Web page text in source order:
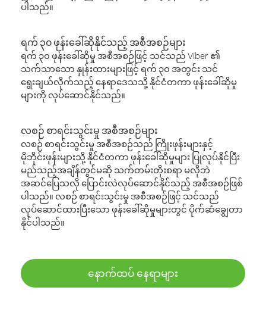
ပါသည်။
ရက် ၃၀ ဖုန်းခေါ်ဆိုနိုင်သည့် အစီအစဉ်များ
ရက် ၃၀ ဖုန်းခေါ်ဆိုမှု အစီအစဉ်ဖြင့် သင်သည် Viber ၏
သက်သာသော နှုန်းထားများဖြင့် ရက် ၃၀ အတွင်း သင်
ရွေးချယ်လိုက်သည့် နေရာဒေသသို့ နိုင်ငံတကာ ဖုန်းခေါ်ဆိုမှု
များကို လုပ်ဆောင်နိုင်သည်။
လစဉ် စာရင်းသွင်းမှု အစီအစဉ်များ
လစဉ် စာရင်းသွင်းမှု အစီအစဉ်သည် ကြိုးဖုန်းများနှင့်
မိုဘိုင်းဖုန်းများသို့ နိုင်ငံတကာ ဖုန်းခေါ်ဆိုမှုများ ပြုလုပ်နိုင်ပြီး
မည်သည့်အချိန်တွင်မဆို သက်တမ်းတိုးစရာ မလိုဘဲ
အဆင်ပြေသလို ပြောင်းလဲလုပ်ဆောင်နိုင်သည့် အစီအစဉ်ဖြစ်
ပါသည်။ လစဉ် စာရင်းသွင်းမှု အစီအစဉ်ဖြင့် သင်သည်
လုပ်ဆောင်ထားပြီးသော ဖုန်းခေါ်ဆိုမှုများတွင် ပိုက်ဆံချွေတာ
နိုင်ပါသည်။
နောက်ထပ် နေရာများ